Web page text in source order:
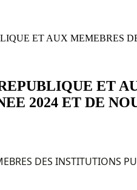
ET AUX MEMEBRES
ET
2024 ET DE
DES INSTITUTIONS